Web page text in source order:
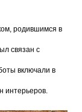
родившимся в
связан с
включали в
интерьеров.